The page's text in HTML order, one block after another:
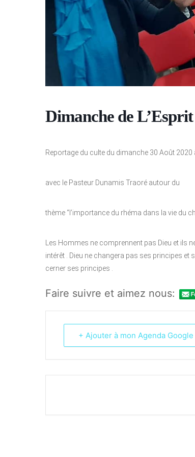
Dimanche de
Reportage du culte du dimanche 30 Août 2020
avec le Pasteur Dunamis Traoré autour du
thème “l’importance du rhéma dans la vie du
Les Hommes ne comprennent pas Dieu et ils
intérêt . Dieu ne changera pas ses principes
cerner ses principes .
Faire suivre et aimez nous:
+ Ajouter à mon Agenda Google